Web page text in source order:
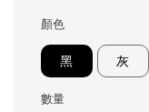
顏色
黑 灰
數量